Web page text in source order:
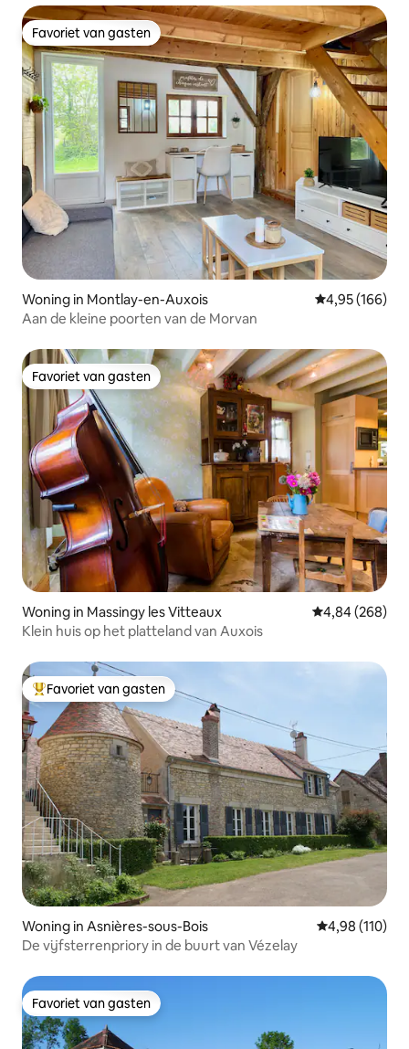
Favoriet van gasten
Favoriet van gasten
Woning in Montlay-en-Auxois Gemiddelde
4,95 (166)
Aan de kleine poorten van de Morvan
Favoriet van gasten
Favoriet van gasten
Woning in Massingy les Vitteaux Gemiddelde
4,84 (268)
Klein huis op het platteland van Auxois
Topfavoriet van gasten
Favoriet van gasten
Woning in Asnières-sous-Bois Gemiddelde
4,98 (110)
De vijfsterrenpriory in de buurt van Vézelay
Favoriet van gasten
Favoriet van gasten